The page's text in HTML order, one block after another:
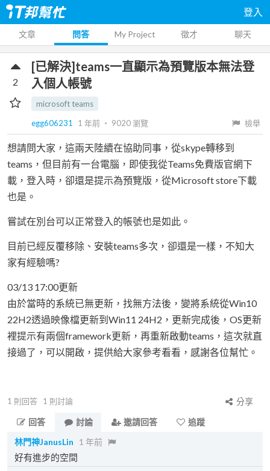
登入
文章 問答 My Project 徵才 聊天
[已解決]teams一直顯示為預覽版本無法登
入個人帳號
microsoft teams
egg606231
1 年前 ‧ 9020瀏覽 檢舉
2
想請問大家，這兩天陸續在協助同事，從skype轉移到
teams，但目前有一台電腦，即使我從Teams免費版官網下
載，登入時，卻還是提示為預覽版，從Microsoft store下載
也是。
嘗試在別台可以正常登入的帳號也是如此。
目前已經反覆移除、安裝teams多次，卻還是一樣，不知大
家有經驗嗎?
03/13 17:00更新
由於當時的系統已無更新，找無方法後，變將系統從Win10
22H2透過映像檔更新到Win11 24H2，更新完成後，OS更新
裡提示有兩個framework更新，再重新啟動teams，這次就直
接過了，可以開啟，提供給大家參考看看，感謝各位幫忙。
1 則回答 1 則討論
分享
回答
討論 邀請回答
追蹤
林門神JanusLin
1 年前
好有進步的空間